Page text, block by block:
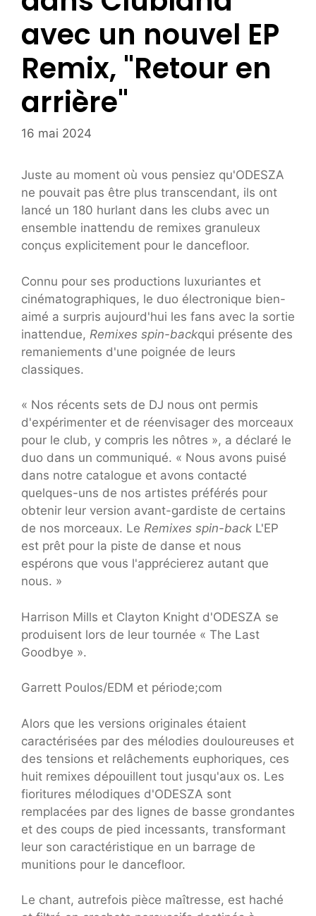
avec un nouvel EP
Remix, "Retour en
arrière"
16 mai 2024
Juste au moment où vous pensiez qu'ODESZA
ne ​​pouvait pas être plus transcendant, ils ont
lancé un 180 hurlant dans les clubs avec un
ensemble inattendu de remixes granuleux
conçus explicitement pour le dancefloor.
Connu pour ses productions luxuriantes et
cinématographiques, le duo électronique bien-
aimé a surpris aujourd'hui les fans avec la sortie
inattendue, Remixes spin-backqui présente des
remaniements d'une poignée de leurs
classiques.
« Nos récents sets de DJ nous ont permis
d'expérimenter et de réenvisager des morceaux
pour le club, y compris les nôtres », a déclaré le
duo dans un communiqué. « Nous avons puisé
dans notre catalogue et avons contacté
quelques-uns de nos artistes préférés pour
obtenir leur version avant-gardiste de certains
de nos morceaux. Le Remixes spin-back L'EP
est prêt pour la piste de danse et nous
espérons que vous l'apprécierez autant que
nous. »
Harrison Mills et Clayton Knight d'ODESZA se
produisent lors de leur tournée « The Last
Goodbye ».
Garrett Poulos/EDM et période;com
Alors que les versions originales étaient
caractérisées par des mélodies douloureuses et
des tensions et relâchements euphoriques, ces
huit remixes dépouillent tout jusqu'aux os. Les
fioritures mélodiques d'ODESZA sont
remplacées par des lignes de basse grondantes
et des coups de pied incessants, transformant
leur son caractéristique en un barrage de
munitions pour le dancefloor.
Le chant, autrefois pièce maîtresse, est haché